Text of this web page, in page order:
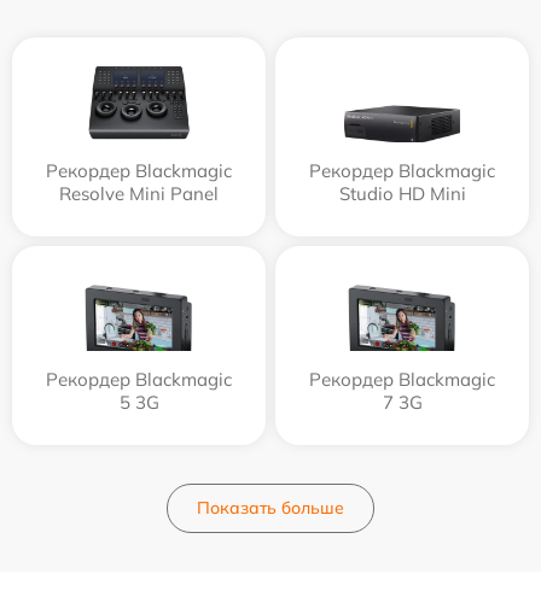
Рекордер Blackmagic
Resolve Mini Panel
Рекордер Blackmagic
Studio HD Mini
Рекордер Blackmagic
5 3G
Рекордер Blackmagic
7 3G
Показать больше